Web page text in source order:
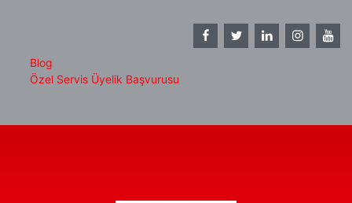
Blog
Özel Servis Üyelik Başvurusu